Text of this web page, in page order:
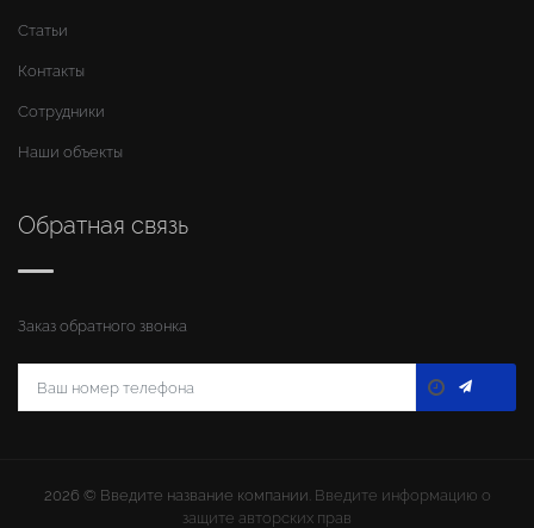
Статьи
Контакты
Сотрудники
Наши объекты
Обратная связь
Заказ обратного звонка
2026 © Введите название компании. Введите информацию о
защите авторских прав